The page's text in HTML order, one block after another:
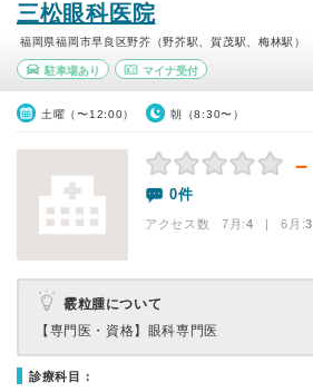
三松眼科医院
福岡県福岡市早良区野芥（野芥駅、賀茂駅、梅林駅）
駐車場あり マイナ受付
土曜（〜12:00） 朝（8:30〜）
－
0件
アクセス数 7月:4 | 6月:3
霰粒腫について
【専門医・資格】 眼科専門医
診療科目：